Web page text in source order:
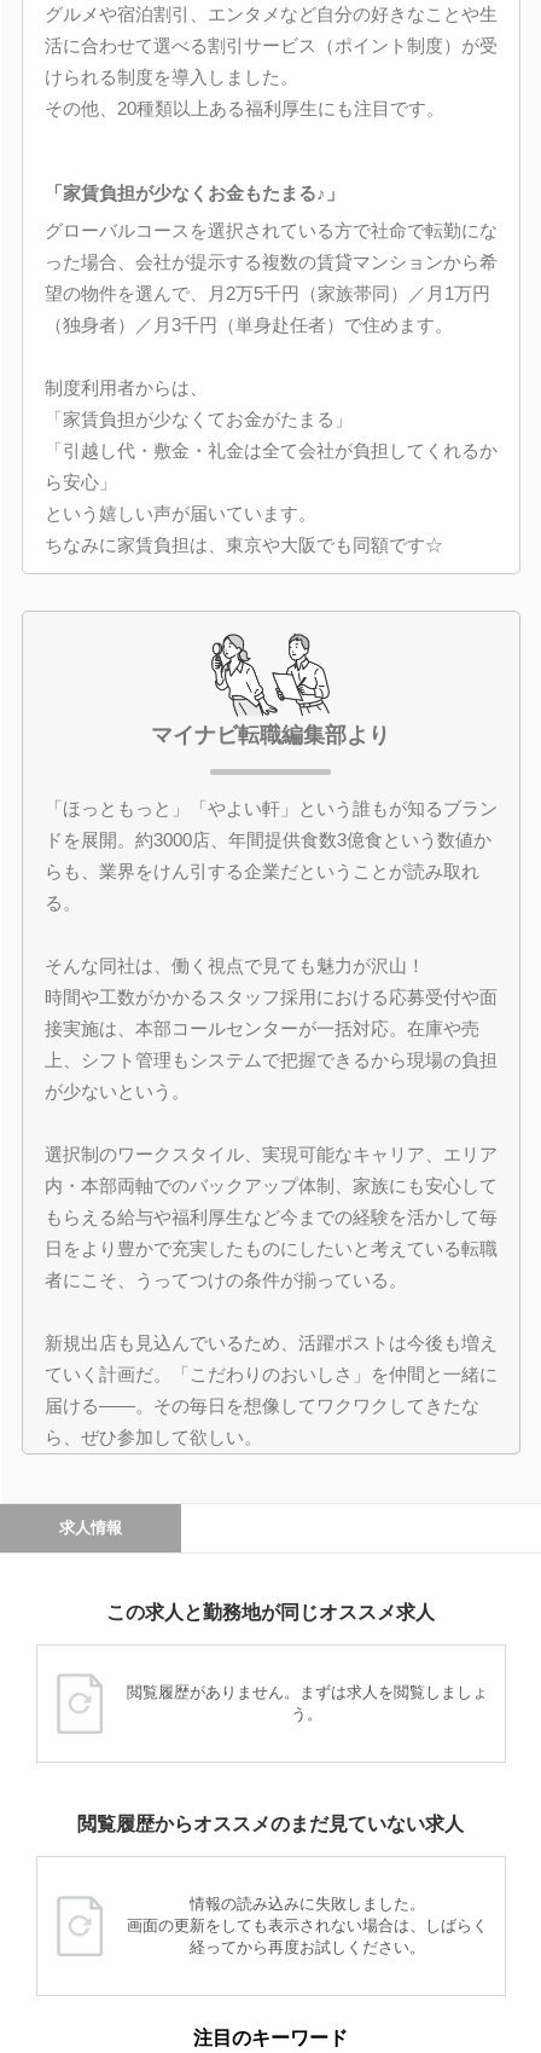
グルメや宿泊割引、エンタメなど自分の好きなことや生
活に合わせて選べる割引サービス（ポイント制度）が受
けられる制度を導入しました。
その他、20種類以上ある福利厚生にも注目です。
「家賃負担が少なくお金もたまる♪」
グローバルコースを選択されている方で社命で転勤にな
った場合、会社が提示する複数の賃貸マンションから希
望の物件を選んで、月2万5千円（家族帯同）／月1万円
（独身者）／月3千円（単身赴任者）で住めます。
制度利用者からは、
「家賃負担が少なくてお金がたまる」
「引越し代・敷金・礼金は全て会社が負担してくれるか
ら安心」
という嬉しい声が届いています。
ちなみに家賃負担は、東京や大阪でも同額です☆
マイナビ転職編集部より
「ほっともっと」「やよい軒」という誰もが知るブラン
ドを展開。約3000店、年間提供食数3億食という数値か
らも、業界をけん引する企業だということが読み取れ
る。
そんな同社は、働く視点で見ても魅力が沢山！
時間や工数がかかるスタッフ採用における応募受付や面
接実施は、本部コールセンターが一括対応。在庫や売
上、シフト管理もシステムで把握できるから現場の負担
が少ないという。
選択制のワークスタイル、実現可能なキャリア、エリア
内・本部両軸でのバックアップ体制、家族にも安心して
もらえる給与や福利厚生など今までの経験を活かして毎
日をより豊かで充実したものにしたいと考えている転職
者にこそ、うってつけの条件が揃っている。
新規出店も見込んでいるため、活躍ポストは今後も増え
ていく計画だ。「こだわりのおいしさ」を仲間と一緒に
届ける――。その毎日を想像してワクワクしてきたな
ら、ぜひ参加して欲しい。
求人情報
この求人と勤務地が同じオススメ求人
閲覧履歴がありません。まずは求人を閲覧しましょ
う。
閲覧履歴からオススメのまだ見ていない求人
情報の読み込みに失敗しました。
画面の更新をしても表示されない場合は、しばらく
経ってから再度お試しください。
注目のキーワード